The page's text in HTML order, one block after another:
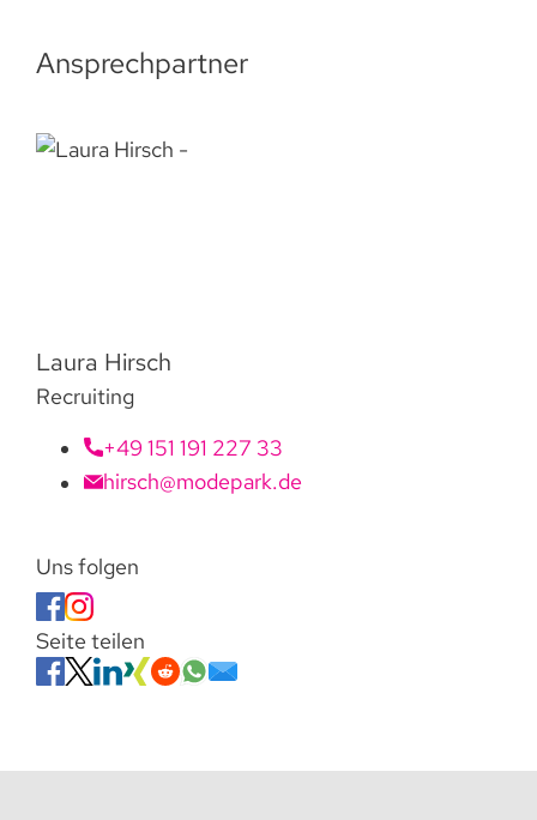
Ansprechpartner
Laura Hirsch
Recruiting
+49 151 191 227 33
hirsch@modepark.de
Uns folgen
Seite teilen